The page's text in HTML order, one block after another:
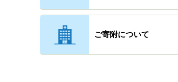
ご寄附について